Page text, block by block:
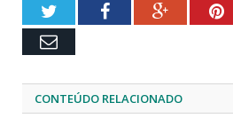
TwitterFacebookGoogle+
Email
CONTEÚDO RELACIONADO